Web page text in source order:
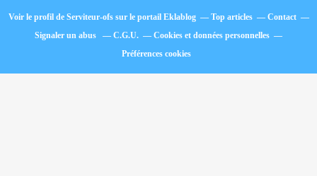
Voir le profil de Serviteur-ofssur le portail Eklablog Top articles
Contact
Signaler un abus
C.G.U.
Cookies et données personnelles
Préférences cookies